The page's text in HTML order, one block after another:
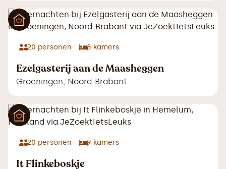
20 personen 8 kamers
Ezelgasterij aan de Maasheggen
Groeningen, Noord-Brabant
20 personen 9 kamers
It Flinkeboskje